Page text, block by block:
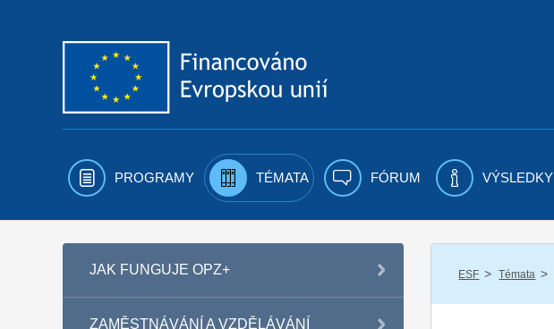
PROGRAMY TÉMATA FÓRUM VÝSLEDKY
JAK FUNGUJE OPZ+
ZAMĚSTNÁVÁNÍ A VZDĚLÁVÁNÍ
ESF / Témata /